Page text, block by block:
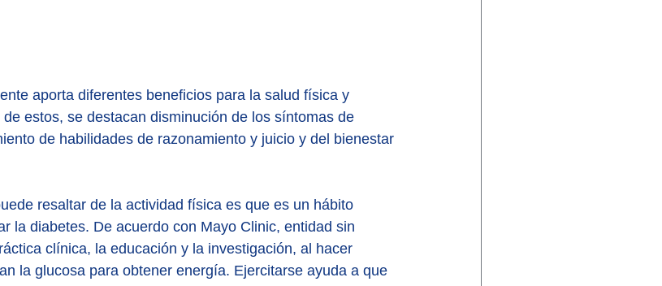
aporta diferentes beneficios para la salud física y
estos, se destacan disminución de los síntomas de
de habilidades de razonamiento y juicio y del bienestar
resaltar de la actividad física es que es un hábito
la diabetes. De acuerdo con Mayo Clinic, entidad sin
clínica, la educación y la investigación, al hacer
la glucosa para obtener energía. Ejercitarse ayuda a que